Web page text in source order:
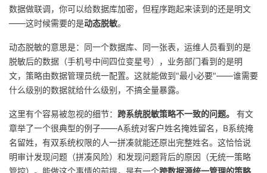
证
实
验
的
收
藏
持
建
议
数据做联调，你可以给数据库加密，但程序跑起来读到的还是明文
——这时候需要的是动态脱敏。
动态脱敏的意思是：同一个数据库、同一张表，运维人员看到的是
脱敏后的数据（手机号中间四位变星号），业务部门看到的是明
文，策略由数据管理员统一配置。这就能做到"最小必要"——谁需要
什么级别的数据就给什么级别，不搞全量暴露。
这里有个容易被忽视的细节： 跨系统脱敏策略不一致的问题。
有文
章举了一个很典型的例子——A系统对客户姓名掩姓留名，B系统掩
名留姓，有双系统权限的人一拼凑就能还原出完整姓名。这恰恰说
明审计发现问题（拼凑风险）和发现问题背后的原因（无统一策略
管控）。能做这个事情的前提，是有一个跨数据源统一管理的策略